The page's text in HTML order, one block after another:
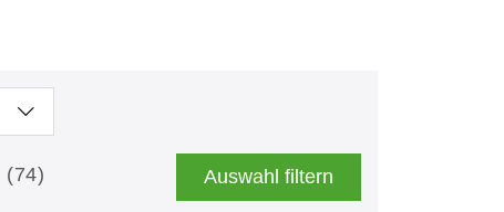
(74) Auswahl filtern